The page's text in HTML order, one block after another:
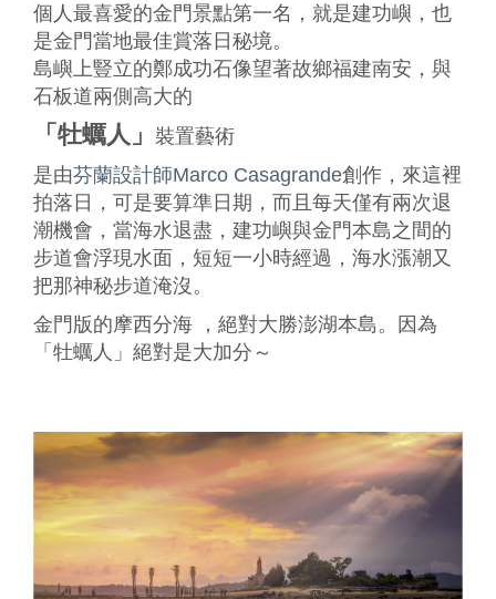
個人最喜愛的金門景點第一名，就是建功嶼，也
是金門當地最佳賞落日秘境。
島嶼上豎立的鄭成功石像望著故鄉福建南安，與
石板道兩側高大的
「牡蠣人」
裝置藝術
是由芬蘭設計師Marco Casagrande創作，來這裡
拍落日，可是要算準日期，而且每天僅有兩次退
潮機會，當海水退盡，建功嶼與金門本島之間的
步道會浮現水面，短短一小時經過，海水漲潮又
把那神秘步道淹沒。
金門版的摩西分海 ，絕對大勝澎湖本島。因為
「牡蠣人」絕對是大加分～